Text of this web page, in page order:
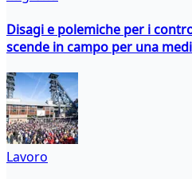
Disagi e polemiche per i
scende in campo per una
Lavoro